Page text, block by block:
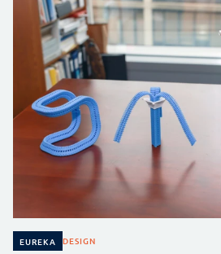
EUREKA DESIGN